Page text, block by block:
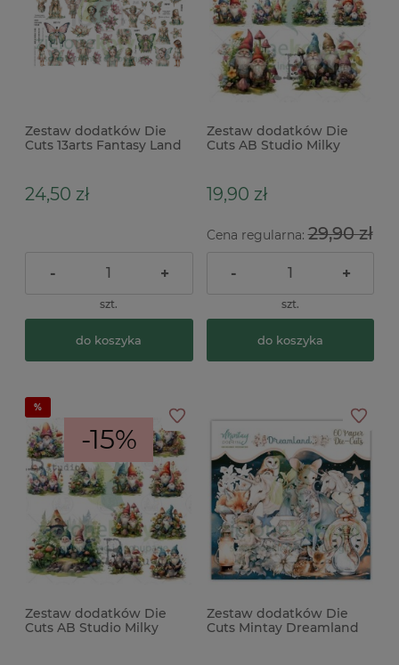
Zestaw dodatków Die
Cuts 13arts Fantasy Land
24,50 zł
- +
szt.
do koszyka
Zestaw dodatków Die
Cuts AB Studio Milky
19,90 zł
Cena regularna:29,90 zł
- +
szt.
do koszyka
-15%
Zestaw dodatków Die
Cuts AB Studio Milky
Zestaw dodatków Die
Cuts Mintay Dreamland